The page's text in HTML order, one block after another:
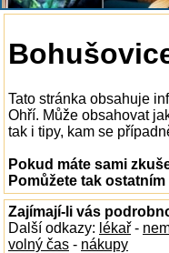
Tato stránka obsahuje
Ohří. Může obsahovat
tak i tipy, kam se
Pokud máte sami
Pomůžete tak
Zajímají-li vás
Další odkazy: lékař -
volný čas - nákupy